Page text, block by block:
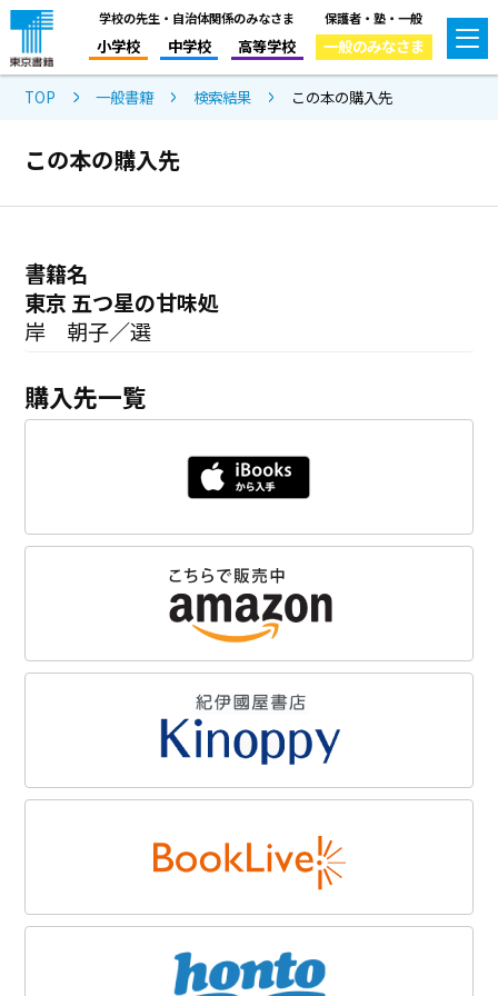
学校の先生・自治体関係のみなさま
小学校 中学校 高等学校
保護者・塾・一般
一般のみなさま
TOP 一般書籍 検索結果 この本の購入先
この本の購入先
書籍名
東京 五つ星の甘味処
岸 朝子／選
購入先一覧